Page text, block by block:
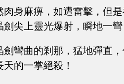
肉身麻痹，如遭雷擊，但
劍尖上靈光爆射，瞬地一
劍彎曲的剎那，猛地彈直
天的一掌絕殺！